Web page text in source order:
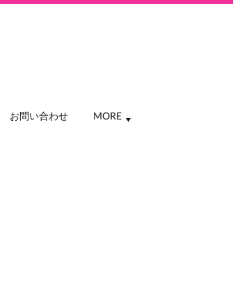
お問い合わせ MORE